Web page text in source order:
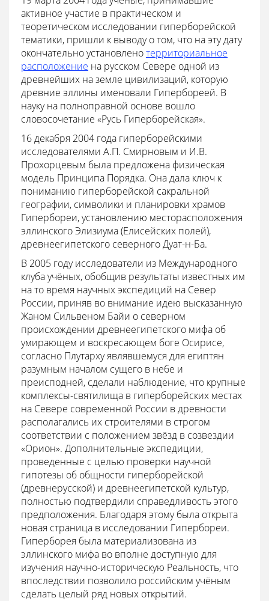
активное участие в практическом и
теоретическом исследовании гиперборейской
тематики, пришли к выводу о том, что на эту дату
окончательно установленотерриториальное
расположение на русском Севере одной из
древнейших на земле цивилизаций, которую
древние эллины именовали Гипербореей. В
науку на полноправной основе вошло
словосочетание «Русь Гиперборейская».
16 декабря 2004 года гиперборейскими
исследователями А.П. Смирновым и И.В.
Прохорцевым была предложена физическая
модель Принципа Порядка. Она дала ключ к
пониманию гиперборейской сакральной
географии, символики и планировки храмов
Гипербореи, установлению месторасположения
эллинского Элизиума (Елисейских полей),
древнеегипетского северного Дуат-н-Ба.
В 2005 году исследователи из Международного
клуба учёных, обобщив результаты известных им
на то время научных экспедиций на Север
России, приняв во внимание идею высказанную
Жаном Сильвеном Байи о северном
происхождении древнеегипетского мифа об
умирающем и воскресающем боге Осирисе,
согласно Плутарху являвшемуся для египтян
разумным началом сущего в небе и
преисподней, сделали наблюдение, что крупные
комплексы-святилища в гиперборейских местах
на Севере современной России в древности
располагались их строителями в строгом
соответствии с положением звёзд в созвездии
«Орион». Дополнительные экспедиции,
проведенные с целью проверки научной
гипотезы об общности гиперборейской
(древнерусской) и древнеегипетской культур,
полностью подтвердили справедливость этого
предположения. Благодаря этому была открыта
новая страница в исследовании Гипербореи.
Гиперборея была материализована из
эллинского мифа во вполне доступную для
изучения научно-историческую Реальность, что
впоследствии позволило российским учёным
сделать целый ряд новых открытий.